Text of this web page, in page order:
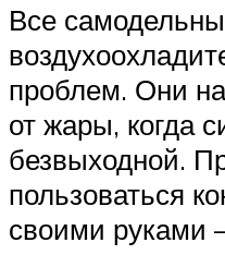
Все
проблем. Они
от жары, когда
безвыходной.
пользоваться
своими руками